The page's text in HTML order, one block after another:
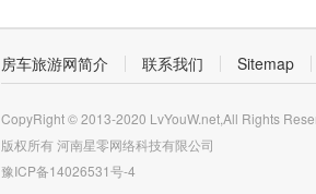
房车旅游网简介 联系我们 Sitemap
CopyRight © 2013-2020 LvYouW.net,All Rights
版权所有河南星零网络科技有限公司
豫ICP备14026531号-4